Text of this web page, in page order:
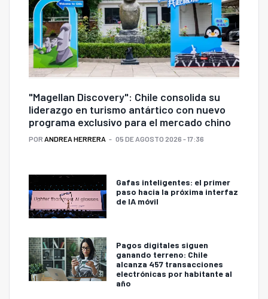
"Magellan Discovery": Chile consolida su
liderazgo en turismo antártico con nuevo
programa exclusivo para el mercado chino
POR ANDREA HERRERA 05 DE AGOSTO 2026 - 17:36
Gafas inteligentes: el primer
paso hacia la próxima interfaz
de IA móvil
Pagos digitales siguen
ganando terreno: Chile
alcanza 457 transacciones
electrónicas por habitante al
año